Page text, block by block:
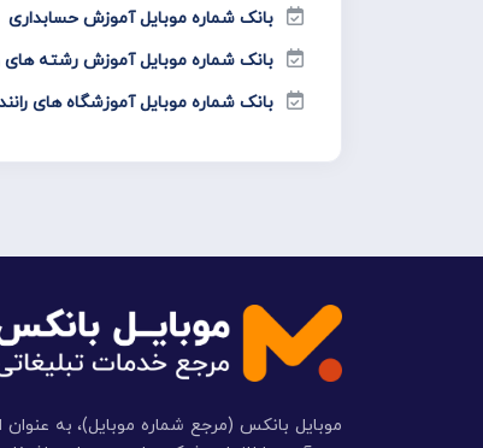
بانک شماره موبایل آموزش حسابداری
بانک شماره موبایل آموزش رشته
بانک شماره موبایل آموزشگاه های
موبایل بانکس (مرجع شماره موبایل)، به